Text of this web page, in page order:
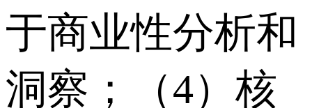
于商业性分析和
洞察；（4）核